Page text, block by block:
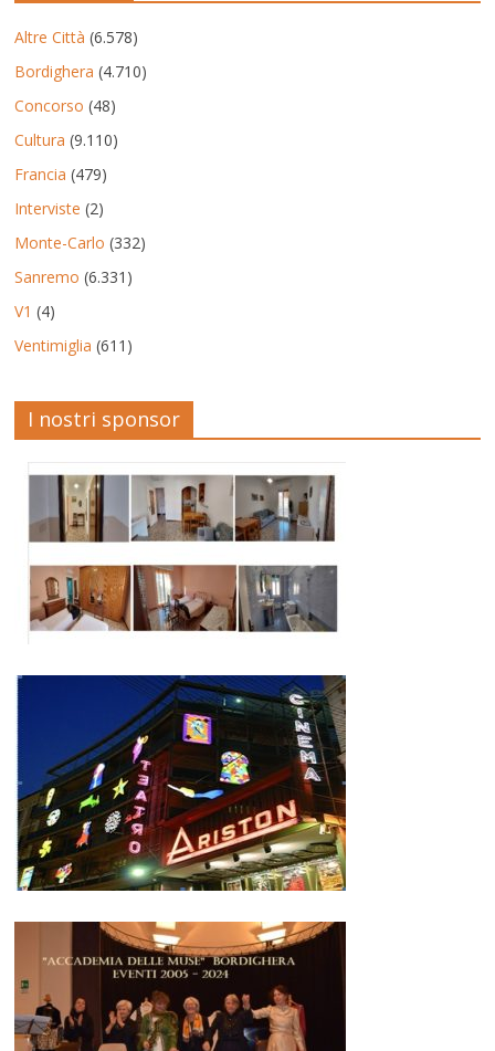
Altre Città (6.578)
Bordighera (4.710)
Concorso (48)
Cultura (9.110)
Francia (479)
Interviste (2)
Monte-Carlo (332)
Sanremo (6.331)
V1 (4)
Ventimiglia (611)
I nostri sponsor